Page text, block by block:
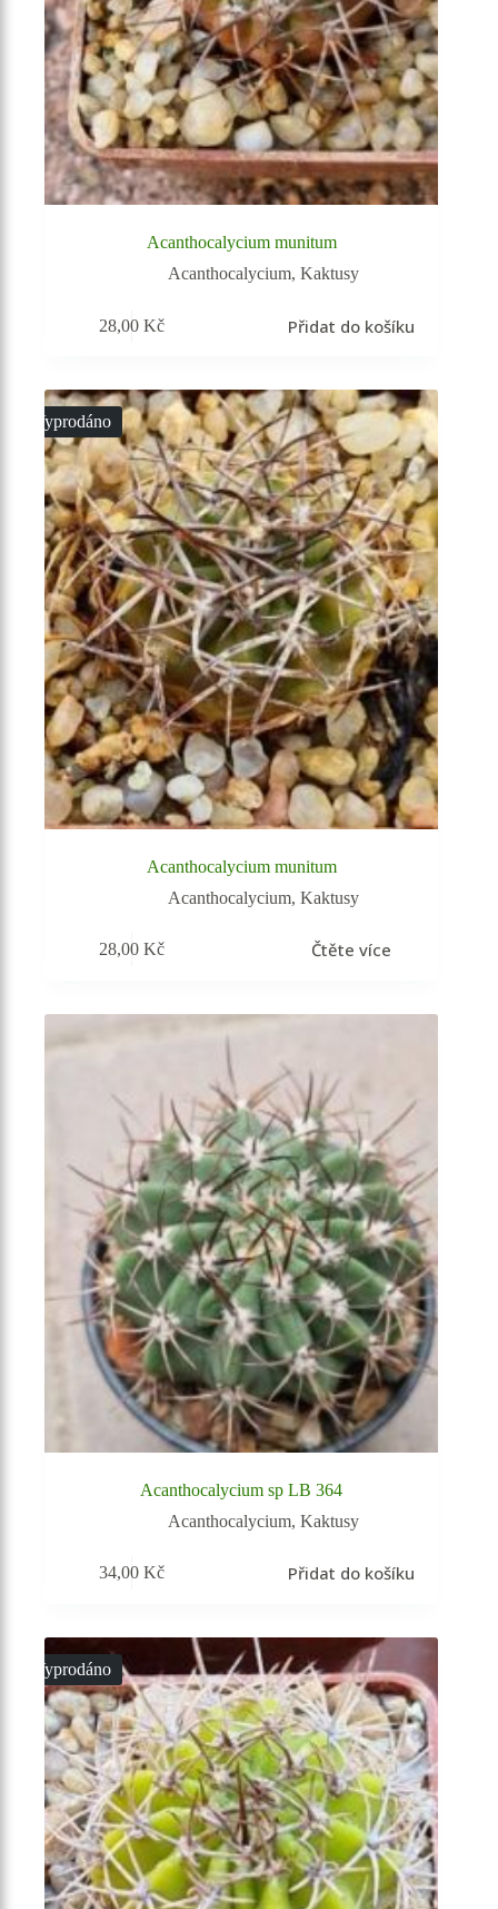
Acanthocalycium munitum
Acanthocalycium,Kaktusy
28,00Kč Přidat do košíku
Vyprodáno
Acanthocalycium munitum
Acanthocalycium,Kaktusy
28,00Kč Čtěte více
Acanthocalycium sp LB 364
Acanthocalycium,Kaktusy
34,00Kč Přidat do košíku
Vyprodáno